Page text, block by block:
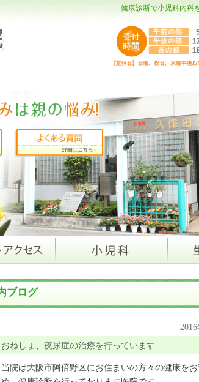
健康診断で小児科内科
ブログ
おねしょ、夜尿症の治療を行っています
当院は大阪市阿倍野区にお住まいの方々の健康を